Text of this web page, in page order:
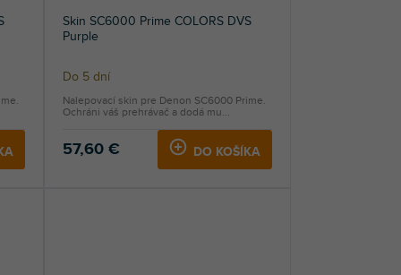
Skin SC6000 Prime COLORS DVS
Purple
Do 5 dní
57,60 € DO KOŠÍKA
Nalepovací skin pre Denon SC6000 Prime.
Ochráni váš prehrávač a dodá mu...